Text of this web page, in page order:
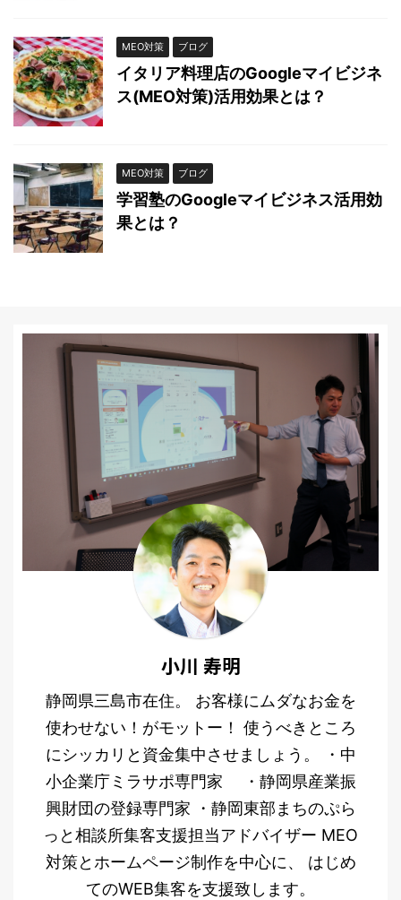
MEO対策 ブログ
イタリア料理店のGoogleマイビジネ
ス(MEO対策)活用効果とは？
MEO対策 ブログ
学習塾のGoogleマイビジネス活用効
果とは？
小川 寿明
静岡県三島市在住。 お客様にムダなお金を
使わせない！がモットー！ 使うべきところ
にシッカリと資金集中させましょう。 ・中
小企業庁ミラサポ専門家 ・静岡県産業振
興財団の登録専門家 ・静岡東部まちのぷら
っと相談所集客支援担当アドバイザー MEO
対策とホームページ制作を中心に、 はじめ
てのWEB集客を支援致します。